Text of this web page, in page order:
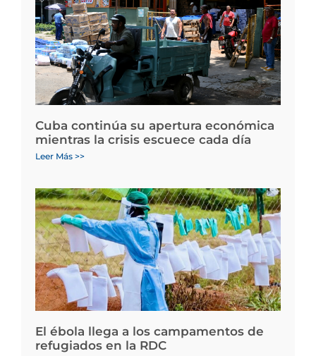
Cuba continúa su apertura económica
mientras la crisis escuece cada día
Leer Más >>
El ébola llega a los campamentos de
refugiados en la RDC